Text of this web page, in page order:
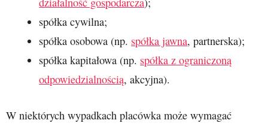
spółka cywilna;
spółka osobowa (np. spółka jawna, partnerska);
spółka kapitałowa (np. spółka z ograniczoną
odpowiedzialnością, akcyjna).
W niektórych wypadkach placówka może wymagać